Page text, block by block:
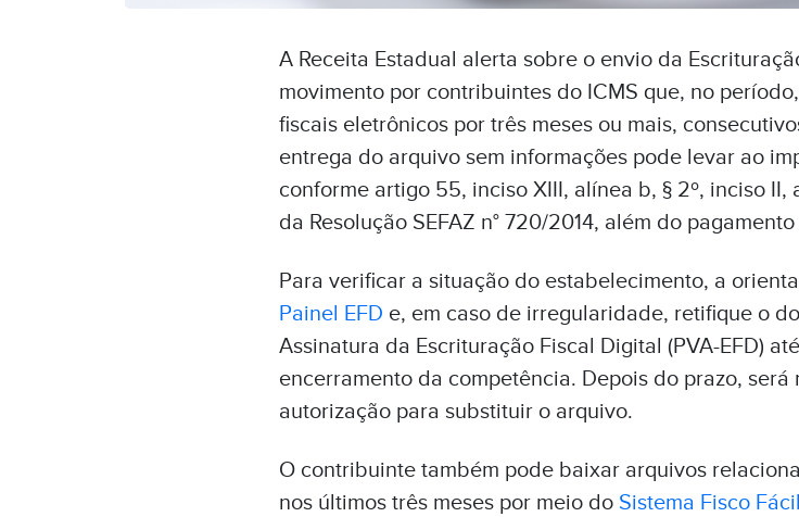
A Receita Estadual alerta sobre o envio da
movimento por contribuintes do ICMS que, no
fiscais eletrônicos por três meses ou mais,
entrega do arquivo sem informações pode levar ao
conforme artigo 55, inciso XIII, alínea b, § 2º, inciso II,
da Resolução SEFAZ n° 720/2014, além do
Para verificar a situação do estabelecimento, a
Painel EFD e, em caso de irregularidade, retifique o
Assinatura da Escrituração Fiscal Digital (PVA-EFD)
encerramento da competência. Depois do prazo,
autorização para substituir o arquivo.
O contribuinte também pode baixar arquivos
nos últimos três meses por meio do Sistema Fisco Fácil